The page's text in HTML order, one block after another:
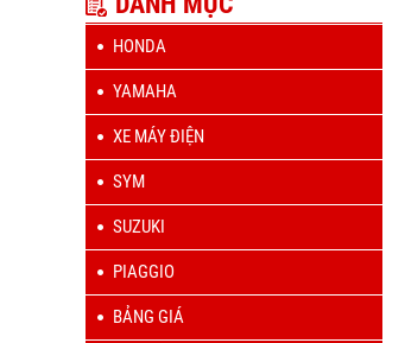
HONDA
YAMAHA
XE MÁY ĐIỆN
SYM
SUZUKI
PIAGGIO
BẢNG GIÁ